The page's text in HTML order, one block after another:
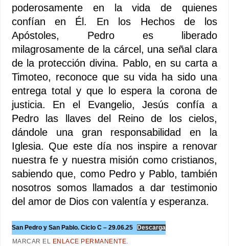
poderosamente en la vida de quienes
confían en Él. En los Hechos de los
Apóstoles, Pedro es liberado
milagrosamente de la cárcel, una señal clara
de la protección divina. Pablo, en su carta a
Timoteo, reconoce que su vida ha sido una
entrega total y que lo espera la corona de
justicia. En el Evangelio, Jesús confía a
Pedro las llaves del Reino de los cielos,
dándole una gran responsabilidad en la
Iglesia. Que este día nos inspire a renovar
nuestra fe y nuestra misión como cristianos,
sabiendo que, como Pedro y Pablo, también
nosotros somos llamados a dar testimonio
del amor de Dios con valentía y esperanza.
San Pedro y San Pablo. Ciclo C – 29.06.25 Descarga
MARCAR EL ENLACE PERMANENTE